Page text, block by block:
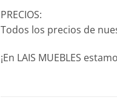
PRECIOS:
Todos los precios de
¡En LAIS MUEBLES